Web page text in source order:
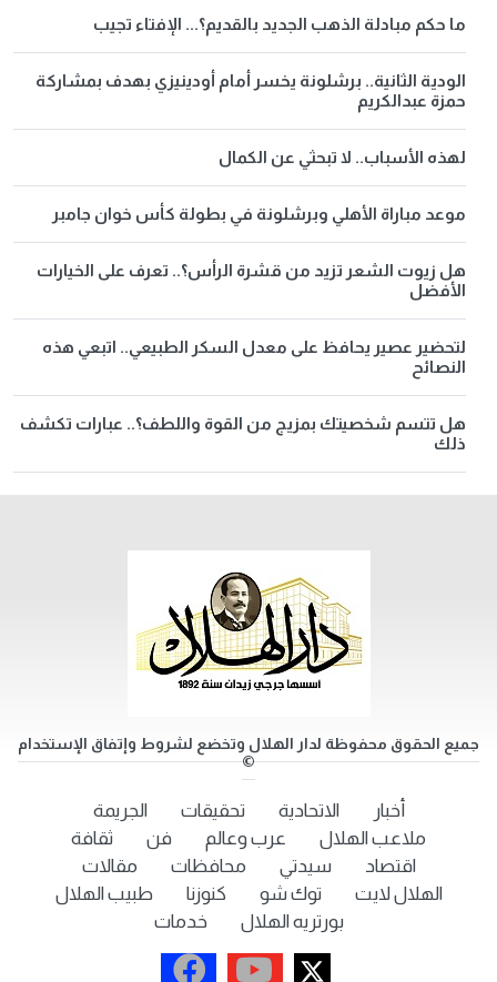
ما حكم مبادلة الذهب الجديد بالقديم؟... الإفتاء تجيب
الودية الثانية.. برشلونة يخسر أمام أودينيزي بهدف بمشاركة
حمزة عبدالكريم
لهذه الأسباب.. لا تبحثي عن الكمال
موعد مباراة الأهلي وبرشلونة في بطولة كأس خوان جامبر
هل زيوت الشعر تزيد من قشرة الرأس؟.. تعرف على الخيارات
الأفضل
لتحضير عصير يحافظ على معدل السكر الطبيعي.. اتبعي هذه
النصائح
هل تتسم شخصيتك بمزيج من القوة واللطف؟.. عبارات تكشف
ذلك
جميع الحقوق محفوظة لدار الهلال وتخضع لشروط وإتفاق الإستخدام
©
أخبار الاتحادية تحقيقات
الجريمة
ملاعب الهلال
عرب وعالم فن
ثقافة
اقتصاد
سيدتي محافظات
مقالات
الهلال لايت
توك شو كنوزنا
طبيب الهلال
بورتريه الهلال
خدمات